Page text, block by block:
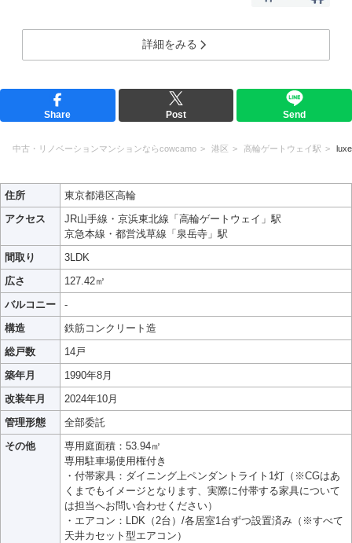
詳細をみる
Share Post Send
中古・リノベーションマンションならcowcamo 港区 高輪ゲートウェイ駅
住所
東京都港区高輪
アクセス
JR山手線・京浜東北線「高輪ゲートウェイ」駅
京急本線・都営浅草線「泉岳寺」駅
間取り
3LDK
広さ
127.42㎡
バルコニー
-
構造
鉄筋コンクリート造
総戸数
14戸
築年月
1990年8月
改装年月
2024年10月
管理形態
全部委託
その他
専用庭面積：53.94㎡
専用駐車場使用権付き
・付帯家具：ダイニング上ペンダントライト1灯（※CGはあ
くまでもイメージとなります、実際に付帯する家具について
は担当へお問い合わせください）
・エアコン：LDK（2台）/各居室1台ずつ設置済み（※すべて
天井カセット型エアコン）